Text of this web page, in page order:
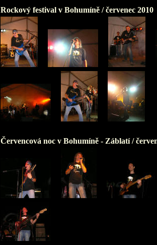
Rockový festival v Bohumíně /červenec 2010
Červencová noc v Bohumíně - Záblatí /